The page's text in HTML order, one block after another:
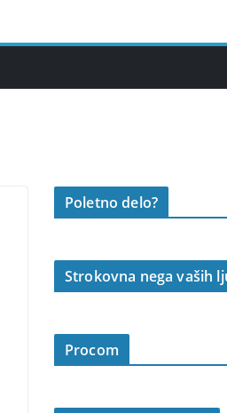
Poletno delo?
Strokovna nega vaših
Procom